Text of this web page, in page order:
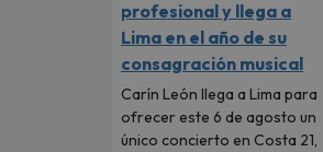
profesional y llega a
Lima en el año de su
consagración musical
Carín León llega a Lima para
ofrecer este 6 de agosto un
único concierto en Costa 21,